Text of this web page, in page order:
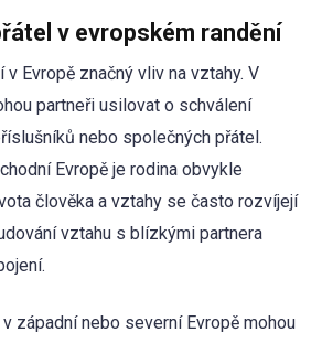
v evropském randění
v Evropě značný vliv na vztahy. V
partneři usilovat o schválení
nebo společných přátel.
Evropě je rodina obvykle
člověka a vztahy se často rozvíjejí
vztahu s blízkými partnera
západní nebo severní Evropě mohou